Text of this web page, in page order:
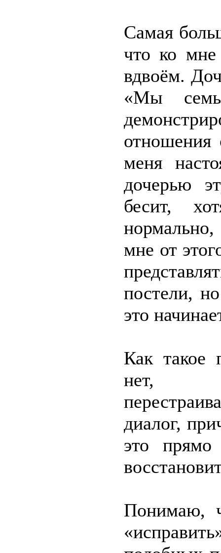
Самая
что ко мне
вдвоём.
«Мы
отношения
меня
дочерью
бесит,
мне от
постели,
это
Как такое
нет,
диалог,
это
Понимаю,